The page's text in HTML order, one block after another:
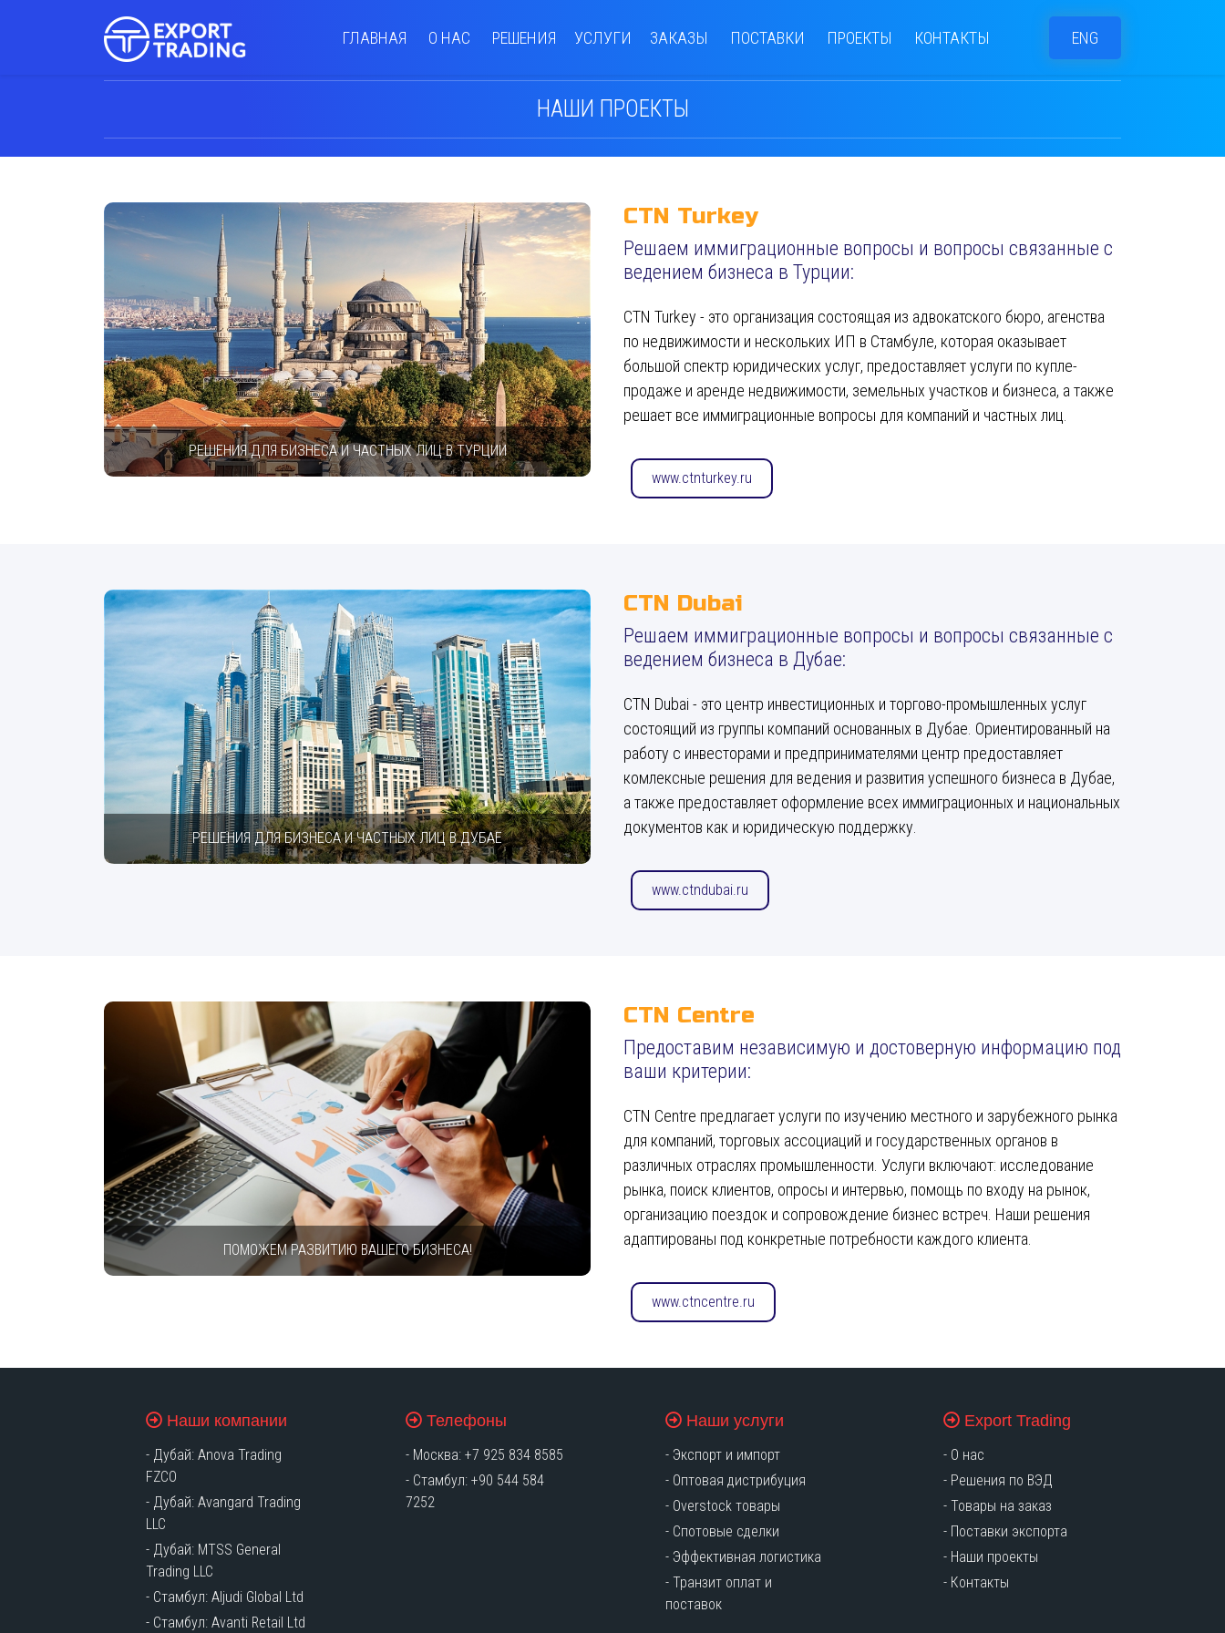
ГЛАВНАЯ О НАС РЕШЕНИЯ УСЛУГИ ЗАКАЗЫ ПОСТАВКИ ПРОЕКТЫ КОНТАКТЫ ENG
НАШИ ПРОЕКТЫ
РЕШЕНИЯ ДЛЯ БИЗНЕСА И ЧАСТНЫХ ЛИЦ В ТУРЦИИ
CTN Turkey
Решаем иммиграционные вопросы и вопросы связанные с
ведением бизнеса в Турции:
CTN Turkey - это организация состоящая из адвокатского бюро, агенства
по недвижимости и нескольких ИП в Стамбуле, которая оказывает
большой спектр юридических услуг, предоставляет услуги по купле-
продаже и аренде недвижимости, земельных участков и бизнеса, а также
решает все иммиграционные вопросы для компаний и частных лиц.
www.ctnturkey.ru
РЕШЕНИЯ ДЛЯ БИЗНЕСА И ЧАСТНЫХ ЛИЦ В ДУБАЕ
CTN Dubai
Решаем иммиграционные вопросы и вопросы связанные с
ведением бизнеса в Дубае:
CTN Dubai - это центр инвестиционных и торгово-промышленных услуг
состоящий из группы компаний основанных в Дубае. Ориентированный на
работу с инвесторами и предпринимателями центр предоставляет
комлексные решения для ведения и развития успешного бизнеса в Дубае,
а также предоставляет оформление всех иммиграционных и национальных
документов как и юридическую поддержку.
www.ctndubai.ru
ПОМОЖЕМ РАЗВИТИЮ ВАШЕГО БИЗНЕСА!
CTN Centre
Предоставим независимую и достоверную информацию под
ваши критерии:
CTN Centre предлагает услуги по изучению местного и зарубежного рынка
для компаний, торговых ассоциаций и государственных органов в
различных отраслях промышленности. Услуги включают: исследование
рынка, поиск клиентов, опросы и интервью, помощь по входу на рынок,
организацию поездок и сопровождение бизнес встреч. Наши решения
адаптированы под конкретные потребности каждого клиента.
www.ctncentre.ru
Наши компании
- Дубай: Anova Trading
FZCO
- Дубай: Avangard Trading
LLC
- Дубай: MTSS General
Trading LLC
- Стамбул: Aljudi Global Ltd
- Стамбул: Avanti Retail Ltd
Телефоны
- Москва: +7 925 834 8585
- Стамбул: +90 544 584
7252
Наши услуги
- Экспорт и импорт
- Оптовая дистрибуция
- Overstock товары
- Спотовые сделки
- Эффективная логистика
- Транзит оплат и
поставок
Export Trading
- О нас
- Решения по ВЭД
- Товары на заказ
- Поставки экспорта
- Наши проекты
- Контакты